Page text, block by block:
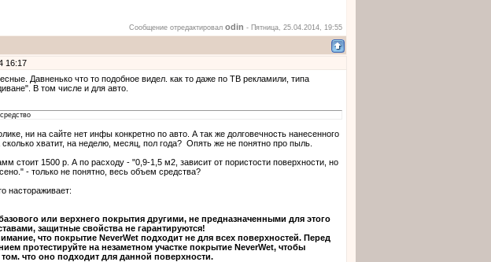
Сообщение отредактировал odin - Пятница, 25.04.2014, 19:55
16:17
Давненько что то подобное видел. как то даже по ТВ рекламили, типа
В том числе и для авто.
ни на сайте нет инфы конкретно по авто. А так же долговечность нанесенного
хватит, на неделю, месяц, пол года? Опять же не понятно про пыль.
стоит 1500 р. А по расходу - "0,9-1,5 м2, зависит от пористости поверхности, но
- только не понятно, весь объем средства?
настораживает:
или верхнего покрытия другими, не предназначенными для этого
защитные свойства не гарантируются!
что покрытие NeverWet подходит не для всех поверхностей. Перед
протестируйте на незаметном участке покрытие NeverWet, чтобы
том. что оно подходит для данной поверхности.